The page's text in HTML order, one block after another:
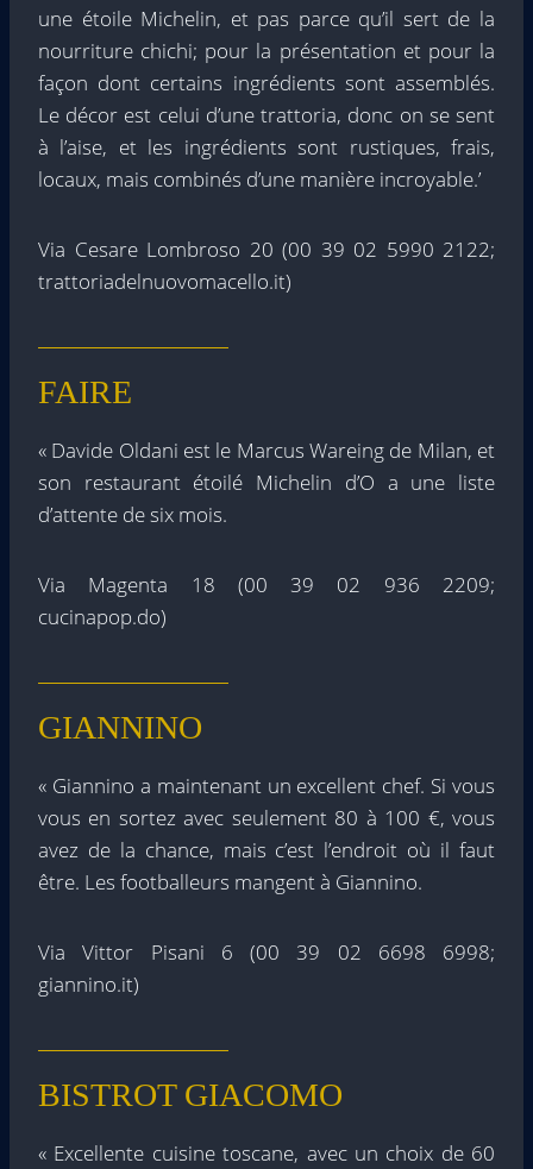
une étoile Michelin, et pas parce qu’il sert de la
nourriture chichi; pour la présentation et pour la
façon dont certains ingrédients sont assemblés.
Le décor est celui d’une trattoria, donc on se sent
à l’aise, et les ingrédients sont rustiques, frais,
locaux, mais combinés d’une manière incroyable.’
Via Cesare Lombroso 20 (00 39 02 5990 2122;
trattoriadelnuovomacello.it)
FAIRE
« Davide Oldani est le Marcus Wareing de Milan, et
son restaurant étoilé Michelin d’O a une liste
d’attente de six mois.
Via Magenta 18 (00 39 02 936 2209;
cucinapop.do)
GIANNINO
« Giannino a maintenant un excellent chef. Si vous
vous en sortez avec seulement 80 à 100 €, vous
avez de la chance, mais c’est l’endroit où il faut
être. Les footballeurs mangent à Giannino.
Via Vittor Pisani 6 (00 39 02 6698 6998;
giannino.it)
BISTROT GIACOMO
« Excellente cuisine toscane, avec un choix de 60